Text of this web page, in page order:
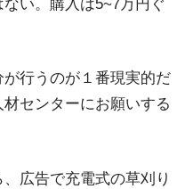
い。購入は5~7万円ぐ
行うのが１番現実的だ
センターにお願いする
広告で充電式の草刈り